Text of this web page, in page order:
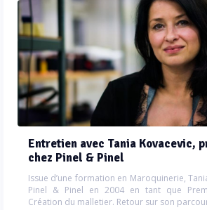
Entretien avec Tania Kovacevic,
chez Pinel & Pinel
Issue d’une formation en Maroquinerie,
Pinel & Pinel en 2004 en tant que
Création du malletier. Retour sur son